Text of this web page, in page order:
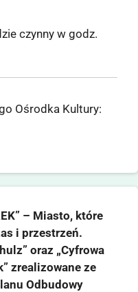
czynny w godz.
Ośrodka Kultury:
– Miasto, które
i przestrzeń.
oraz „Cyfrowa
zrealizowane ze
Odbudowy